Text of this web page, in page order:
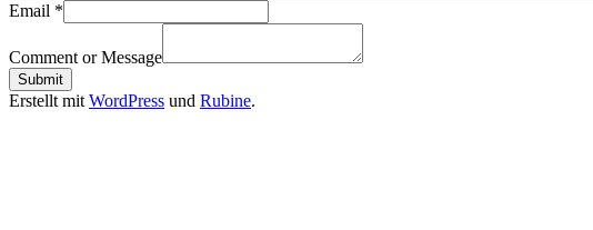
Email *
Comment or Message
Submit
Erstellt mitWordPress und Rubine.